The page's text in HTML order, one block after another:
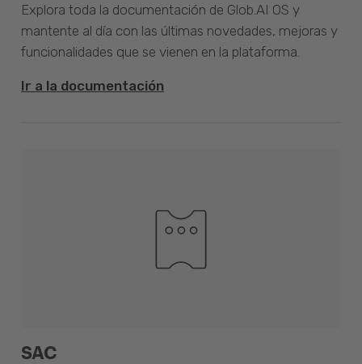
Explora toda la documentación de Glob.AI OS y
mantente al día con las últimas novedades, mejoras y
funcionalidades que se vienen en la plataforma.
Ir a la documentación
SAC